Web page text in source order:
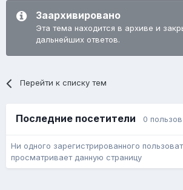
Заархивировано
Эта тема находится в архиве и
дальнейших ответов.
Перейти к списку тем
Последние посетители 0
Ни одного зарегистрированного
просматривает данную страницу